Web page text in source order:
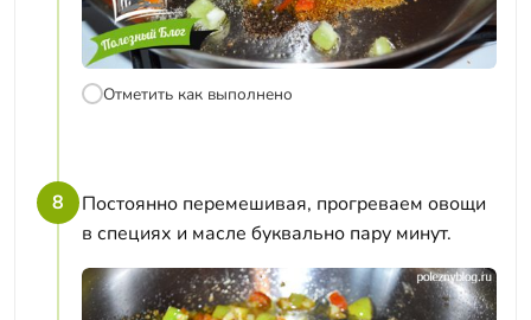
Отметить как выполнено
8
Постоянно перемешивая, прогреваем овощи
в специях и масле буквально пару минут.